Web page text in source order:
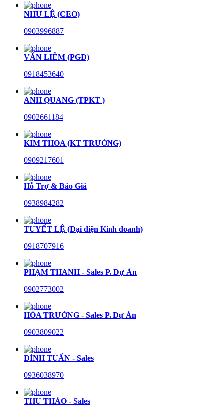
NHƯ LỆ (CEO)
0903996887
VĂN LIÊM (PGĐ)
0918453640
ANH QUANG (TPKT )
0902661184
KIM THOA (KT TRƯỞNG)
0909217601
Hỗ Trợ & Báo Giá
0938984282
TUYẾT LỆ (Đại diện Kinh doanh)
0918707916
PHẠM THANH - Sales P. Dự Án
0902773002
HÒA TRƯỜNG - Sales P. Dự Án
0903809022
ĐÌNH TUẤN - Sales
0936038970
THU THẢO - Sales